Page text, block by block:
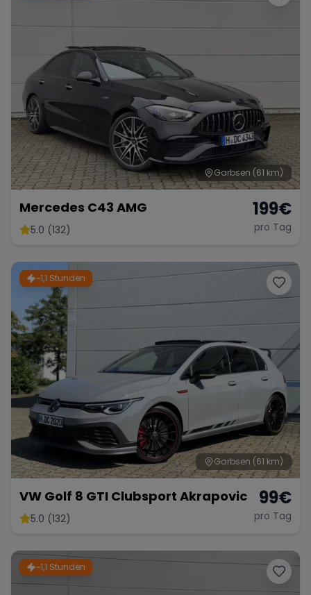
Garbsen (61 km)
Mercedes C43 AMG
5.0 (132)
199€
pro Tag
~1,1 Stunden
Garbsen (61 km)
VW Golf 8 GTI Clubsport Akrapovic
5.0 (132)
99€
pro Tag
~1,1 Stunden